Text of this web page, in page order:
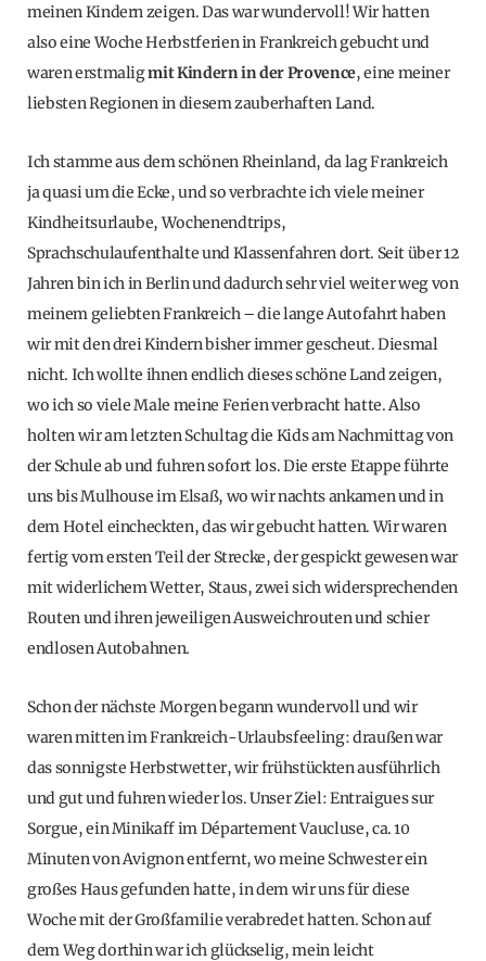
meinen Kindern zeigen. Das war wundervoll! Wir hatten
also eine Woche Herbstferien in Frankreich gebucht und
waren erstmaligmit Kindern in der Provence, eine meiner
liebsten Regionen in diesem zauberhaften Land.
Ich stamme aus dem schönen Rheinland, da lag Frankreich
ja quasi um die Ecke, und so verbrachte ich viele meiner
Kindheitsurlaube, Wochenendtrips,
Sprachschulaufenthalte und Klassenfahren dort. Seit über 12
Jahren bin ich in Berlin und dadurch sehr viel weiter weg von
meinem geliebten Frankreich – die lange Autofahrt haben
wir mit den drei Kindern bisher immer gescheut. Diesmal
nicht. Ich wollte ihnen endlich dieses schöne Land zeigen,
wo ich so viele Male meine Ferien verbracht hatte. Also
holten wir am letzten Schultag die Kids am Nachmittag von
der Schule ab und fuhren sofort los. Die erste Etappe führte
uns bis Mulhouse im Elsaß, wo wir nachts ankamen und in
dem Hotel eincheckten, das wir gebucht hatten. Wir waren
fertig vom ersten Teil der Strecke, der gespickt gewesen war
mit widerlichem Wetter, Staus, zwei sich widersprechenden
Routen und ihren jeweiligen Ausweichrouten und schier
endlosen Autobahnen.
Schon der nächste Morgen begann wundervoll und wir
waren mitten im Frankreich-Urlaubsfeeling: draußen war
das sonnigste Herbstwetter, wir frühstückten ausführlich
und gut und fuhren wieder los. Unser Ziel: Entraigues sur
Sorgue, ein Minikaff im Département Vaucluse, ca. 10
Minuten von Avignon entfernt, wo meine Schwester ein
großes Haus gefunden hatte, in dem wir uns für diese
Woche mit der Großfamilie verabredet hatten. Schon auf
dem Weg dorthin war ich glückselig, mein leicht